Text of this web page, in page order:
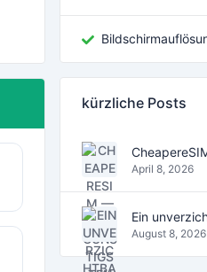
kürzliche Posts
April 8, 2026
August 8, 2026